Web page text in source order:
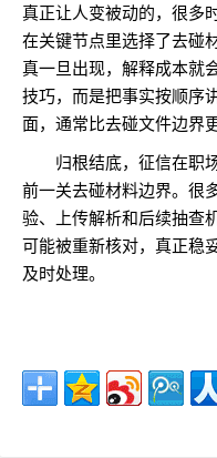
真正让人变被动的，很多
在关键节点里选择了去碰
真一旦出现，解释成本就
技巧，而是把事实按顺序
面，通常比去碰文件边界
归根结底，征信在职
前一关去碰材料边界。很
验、上传解析和后续抽查
可能被重新核对，真正稳
及时处理。